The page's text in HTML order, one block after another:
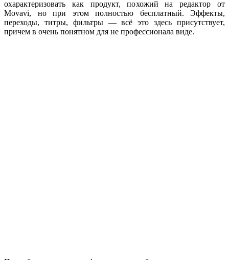
охарактеризовать как продукт, похожий на редактор от
Movavi, но при этом полностью бесплатный. Эффекты,
переходы, титры, фильтры — всё это здесь присутствует,
причем в очень понятном для не профессионала виде.